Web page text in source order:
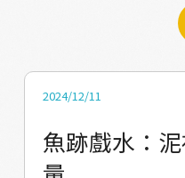
吵雜，閉上眼睛，
卵石。透過宜煊的引
一個當下。在當代的
在農村的孩子，也幾
2024/12/11
魚跡戲水：